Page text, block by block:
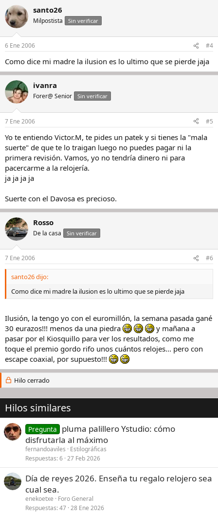
santo26
Milpostista Sin verificar
6 Ene 2006 #4
Como dice mi madre la ilusion es lo ultimo que se pierde jaja
ivanra
Forer@ Senior Sin verificar
7 Ene 2006 #5
Yo te entiendo Victor.M, te pides un patek y si tienes la "mala
suerte" de que te lo traigan luego no puedes pagar ni la
primera revisión. Vamos, yo no tendría dinero ni para
pacercarme a la relojería.
ja ja ja ja
Suerte con el Davosa es precioso.
Rosso
De la casa Sin verificar
7 Ene 2006 #6
santo26 dijo:
Como dice mi madre la ilusion es lo ultimo que se pierde jaja
Ilusión, la tengo yo con el euromillón, la semana pasada gané
30 eurazos!!! menos da una piedra
y mañana a
pasar por el Kiosquillo para ver los resultados, como me
toque el premio gordo rifo unos cuántos relojes... pero con
escape coaxial, por supuesto!!!
Hilo cerrado
Hilos similares
Pregunta
pluma palillero Ystudio: cómo
disfrutarla al máximo
fernandoaviles
Estilográficas
Respuestas 6 27 Feb 2026
Día de reyes 2026. Enseña tu regalo relojero sea
cual sea.
enekoetxe
Foro General
Respuestas 47 28 Ene 2026